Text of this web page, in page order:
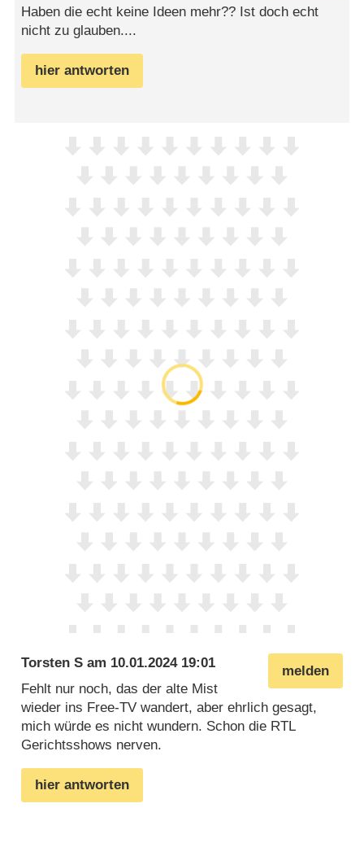
Haben die echt keine Ideen mehr?? Ist doch echt
nicht zu glauben....
hier antworten
melden
Torsten S am 10.01.2024 19:01
Fehlt nur noch, das der alte Mist
wieder ins Free-TV wandert, aber ehrlich gesagt,
mich würde es nicht wundern. Schon die RTL
Gerichtsshows nerven.
hier antworten